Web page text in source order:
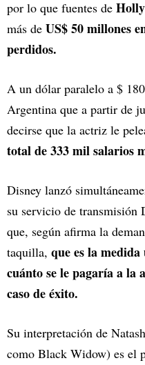
por lo que fuentes de
más de US$ 50 millones
perdidos.
A un dólar paralelo a $
Argentina que a partir de
decirse que la actriz le
total de 333 mil salarios
Disney lanzó
su servicio de transmisión
que, según afirma la
taquilla, que es la
cuánto se le pagaría a la
caso de éxito.
Su interpretación de
como Black Widow) es el